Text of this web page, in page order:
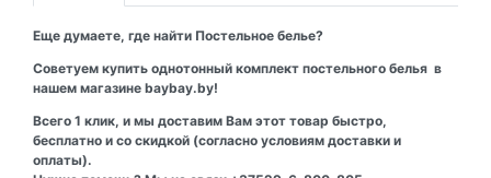
Еще думаете, где найти Постельное белье?
Советуем купить однотонный комплект постельного белья в
нашем магазине baybay.by!
Всего 1 клик, и мы доставим Вам этот товар быстро,
бесплатно и со скидкой (согласно условиям доставки и
оплаты).